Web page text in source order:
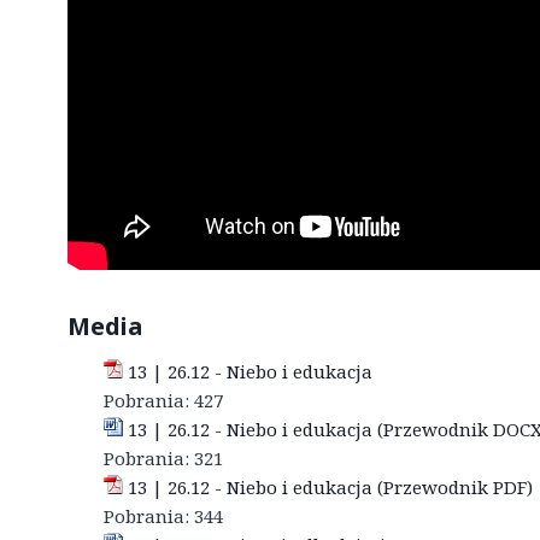
Media
13 | 26.12 - Niebo i edukacja
Pobrania: 427
13 | 26.12 - Niebo i edukacja (Przewodnik
Pobrania: 321
13 | 26.12 - Niebo i edukacja (Przewodnik PDF)
Pobrania: 344